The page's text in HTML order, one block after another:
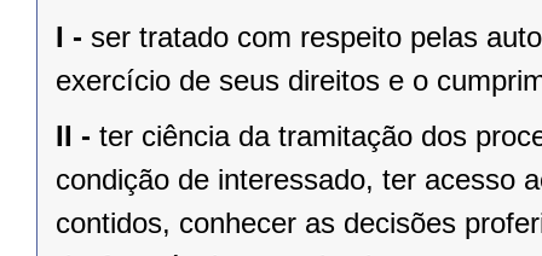
I - ser tratado com respeito pelas
exercício de seus direitos e o
II - ter ciência da tramitação dos
condição de interessado, ter acesso
contidos, conhecer as decisões